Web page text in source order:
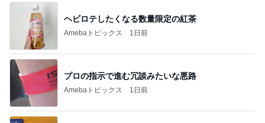
ヘビロテしたくなる数量限定の紅茶
Amebaトピックス 1日前
プロの指示で進む冗談みたいな悪路
Amebaトピックス 1日前